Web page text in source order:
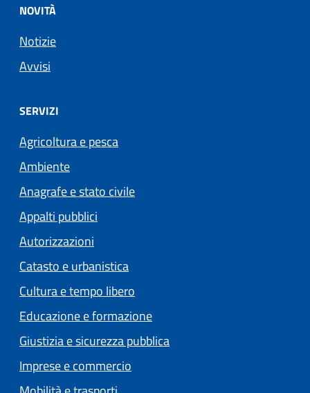
NOVITÀ
Notizie
Avvisi
SERVIZI
Agricoltura e pesca
Ambiente
Anagrafe e stato civile
Appalti pubblici
Autorizzazioni
Catasto e urbanistica
Cultura e tempo libero
Educazione e formazione
Giustizia e sicurezza pubblica
Imprese e commercio